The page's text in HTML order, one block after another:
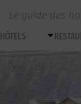
Le guide des
HÔTELS